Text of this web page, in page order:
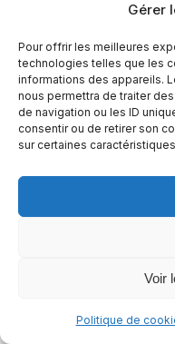
Gérer
Pour offrir les meilleures
technologies telles que les
informations des appareils.
nous permettra de traiter
de navigation ou les ID
consentir ou de retirer son
sur certaines
Voir
Politique de
Melitzanosalata
Alimentation cétogène